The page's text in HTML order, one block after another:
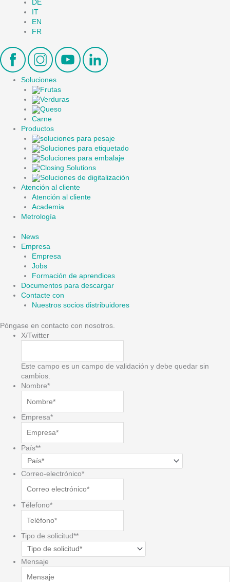
DE
IT
EN
FR
Soluciones
Frutas
Verduras
Queso
Carne
Productos
soluciones para pesaje
Soluciones para etiquetado
Soluciones para embalaje
Closing Solutions
Soluciones de digitalización
Atención al cliente
Atención al cliente
Academia
Metrología
News
Empresa
Empresa
Jobs
Formación de aprendices
Documentos para descargar
Contacte con
Nuestros socios distribuidores
Póngase en contacto con nosotros.
X/Twitter
Este campo es un campo de validación y debe quedar sin
cambios.
Nombre*
Empresa*
País**
Correo-electrónico*
Télefono*
Tipo de solicitud**
Mensaje